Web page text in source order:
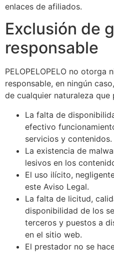
enlaces de afiliados.
Exclusión de
responsable
PELOPELOPELO no otorga
responsable, en ningún
de cualquier naturaleza que
La falta de
efectivo
servicios y contenidos.
La existencia de
lesivos en los
El uso ilícito,
este Aviso Legal.
La falta de licitud,
disponibilidad de los
terceros y puestos a
en el sitio web.
El prestador no se